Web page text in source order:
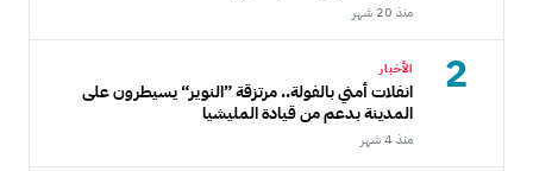
منذ 20 شهر
2 الأخبار
انفلات أمني بالفولة.. مرتزقة ”النوير“ يسيطرون على
المدينة بدعم من قيادة المليشيا
منذ 4 شهر